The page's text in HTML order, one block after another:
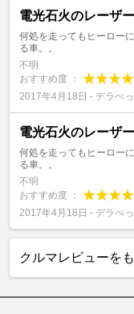
電光石火のレーザ
何処を走ってもヒーロー
る車。。
不明
おすすめ度 ：
2017年4月18日 - デラべ
電光石火のレーザ
何処を走ってもヒーロー
る車。。
不明
おすすめ度 ：
2017年4月18日 - デラべ
クルマレビューを